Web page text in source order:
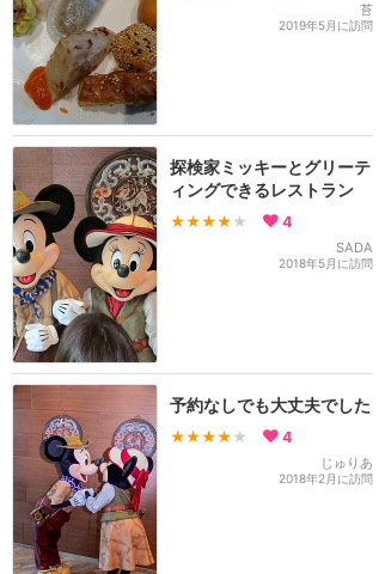
苔
2019年5月に訪問
探検家ミッキーとグリーテ
ィングできるレストラン
★★★★ ★ 4
SADA
2018年5月に訪問
予約なしでも大丈夫でした
★★★★ ★ 4
じゅりあ
2018年2月に訪問